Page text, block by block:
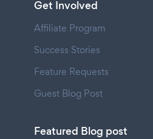
Get Involved
Affiliate Program
Success Stories
Feature Requests
Guest Blog Post
Featured Blog post